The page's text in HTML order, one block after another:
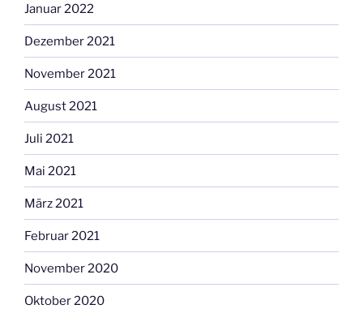
Januar 2022
Dezember 2021
November 2021
August 2021
Juli 2021
Mai 2021
März 2021
Februar 2021
November 2020
Oktober 2020